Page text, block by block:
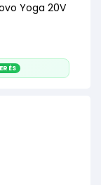
Yoga 20V